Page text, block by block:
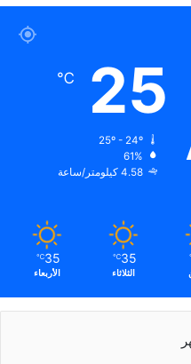
25
℃
61%
4.58 كيلومتر/ساعة
35
℃
الثلاثاء
35
℃
الأربعاء